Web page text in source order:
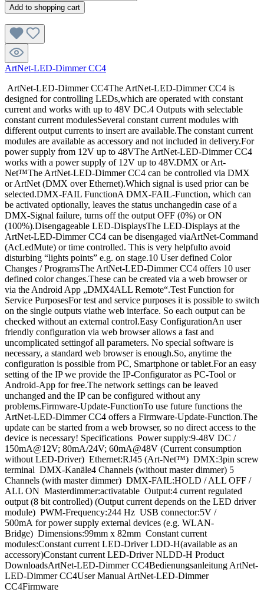
Add to shopping cart
ArtNet-LED-Dimmer CC4
ArtNet-LED-Dimmer CC4The ArtNet-LED-Dimmer CC4 is
designed for controlling LEDs,which are operated with constant
current and works with up to 48V DC.4 Outputs with selectable
constant current modulesSeveral constant current modules with
different output currents to insert are available.The constant current
modules are available as accessory and not included in delivery.For
power supply from 12V up to 48VThe ArtNet-LED-Dimmer CC4
works with a power supply of 12V up to 48V.DMX or Art-
Net™The ArtNet-LED-Dimmer CC4 can be controlled via DMX
or ArtNet (DMX over Ethernet).Which signal is used prior can be
selected.DMX-FAIL FunctionA DMX-FAIL-Function, which can
be activated optionally, leaves the status unchangedin case of a
DMX-Signal failure, turns off the output OFF (0%) or ON
(100%).Disengageable LED-DisplaysThe LED-Displays at the
ArtNet-LED-Dimmer CC4 can be disengaged viaArtNet-Command
(AcLedMute) or time controlled. This is very helpfulto avoid
disturbing “lights points” e.g. on stage.10 User defined Color
Changes / ProgramsThe ArtNet-LED-Dimmer CC4 offers 10 user
defined color changes.These can be created via a web browser or
via the Android App „DMX4ALL Remote“.Test Function for
Service PurposesFor test and service purposes it is possible to switch
on the single outputs viathe web interface. So each output can be
checked without an external control.Easy ConfigurationAn user
friendly configuration via web browser allows a fast and
uncomplicated settingof all parameters. No special software is
necessary, a standard web browser is enough.So, anytime the
configuration is possible from PC, Smartphone or tablet.For an easy
setting of the IP we provide the IP-Configurator as PC-Tool or
Android-App for free.The network settings can be leaved
unchanged and the IP can be configured without any
problems.Firmware-Update-FunctionTo use future functions the
ArtNet-LED-Dimmer CC4 offers a Firmware-Update-Function.The
update can be started from a web browser, so no direct access to the
device is necessary! Specifications Power supply:9-48V DC /
150mA@12V; 80mA/24V; 60mA@48V (Current consumption
without LED-Driver) Ethernet:RJ45 (Art-Net™) DMX:3pin screw
terminal DMX-Kanäle4 Channels (without master dimmer) 5
Channels (with master dimmer) DMX-FAIL:HOLD / ALL OFF /
ALL ON Masterdimmer:activatable Output:4 current regulated
output (8 bit controlled) (Output current depends on the LED driver
module) PWM-Frequency:244 Hz USB connector:5V /
500mA for power supply external devices (e.g. WLAN-
Bridge) Dimensions:99mm x 82mm Constant current
modules:Constant current LED-Driver LDD-H(available as an
accessory)Constant current LED-Driver NLDD-H Product
DownloadsArtNet-LED-Dimmer CC4Bedienungsanleitung ArtNet-
LED-Dimmer CC4User Manual ArtNet-LED-Dimmer
CC4Firmware